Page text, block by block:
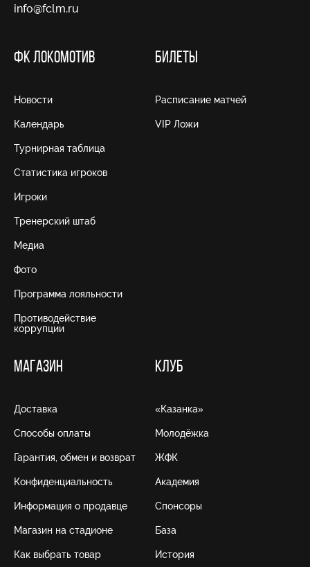
info@fсlm.ru
ФК ЛОКОМОТИВ
Новости
Календарь
Турнирная таблица
Статистика игроков
Игроки
Тренерский штаб
Медиа
Фото
Программа лояльности
Противодействие
коррупции
БИЛЕТЫ
Расписание матчей
VIP Ложи
МАГАЗИН
Доставка
Способы оплаты
Гарантия, обмен и возврат
Конфиденциальность
Информация о продавце
Магазин на стадионе
Как выбрать товар
КЛУБ
«Казанка»
Молодёжка
ЖФК
Академия
Спонсоры
База
История